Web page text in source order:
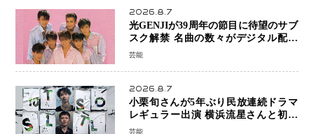
2026.8.7
光GENJIが39周年の節目に待望のサブ
スク解禁 名曲の数々がデジタル配信
へ 40周年へ向け1年間で全作品を順次
芸能
2026.8.7
小栗旬さんが5年ぶり民放連続ドラマ
レギュラー出演 横浜流星さんと初共
演『LOST10』で異色バディ結成
芸能